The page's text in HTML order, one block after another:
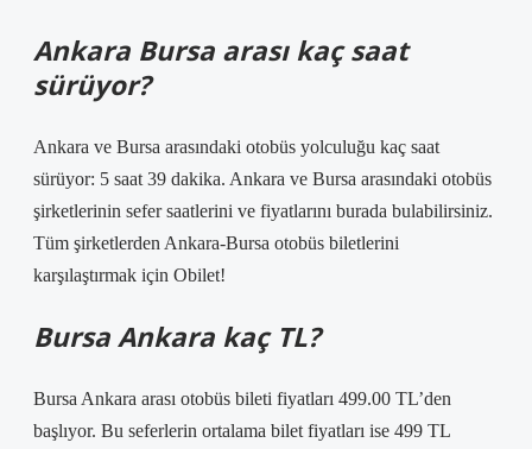
Ankara Bursa arası kaç saat
sürüyor?
Ankara ve Bursa arasındaki otobüs yolculuğu kaç saat
sürüyor: 5 saat 39 dakika. Ankara ve Bursa arasındaki otobüs
şirketlerinin sefer saatlerini ve fiyatlarını burada bulabilirsiniz.
Tüm şirketlerden Ankara-Bursa otobüs biletlerini
karşılaştırmak için Obilet!
Bursa Ankara kaç TL?
Bursa Ankara arası otobüs bileti fiyatları 499.00 TL’den
başlıyor. Bu seferlerin ortalama bilet fiyatları ise 499 TL